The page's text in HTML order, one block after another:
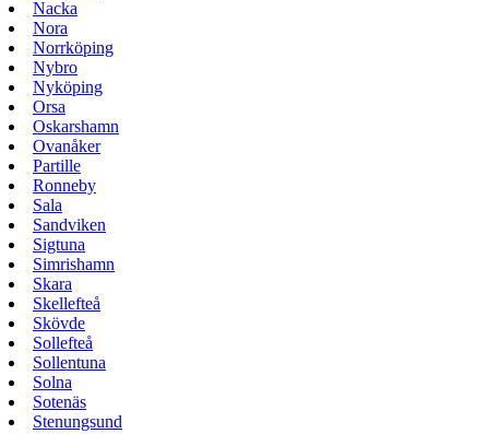
Nacka
Nora
Norrköping
Nybro
Nyköping
Orsa
Oskarshamn
Ovanåker
Partille
Ronneby
Sala
Sandviken
Sigtuna
Simrishamn
Skara
Skellefteå
Skövde
Sollefteå
Sollentuna
Solna
Sotenäs
Stenungsund